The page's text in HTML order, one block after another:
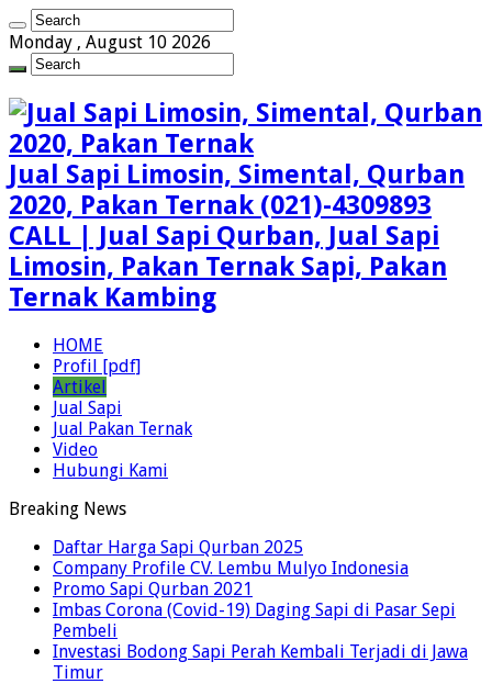
Monday , August 10 2026
Jual Sapi Limosin, Simental, Qurban
2020, Pakan Ternak (021)-4309893
CALL | Jual Sapi Qurban, Jual Sapi
Limosin, Pakan Ternak Sapi, Pakan
Ternak Kambing
HOME
Profil [pdf]
Artikel
Jual Sapi
Jual Pakan Ternak
Video
Hubungi Kami
Breaking News
Daftar Harga Sapi Qurban 2025
Company Profile CV. Lembu Mulyo Indonesia
Promo Sapi Qurban 2021
Imbas Corona (Covid-19) Daging Sapi di Pasar Sepi
Pembeli
Investasi Bodong Sapi Perah Kembali Terjadi di Jawa
Timur